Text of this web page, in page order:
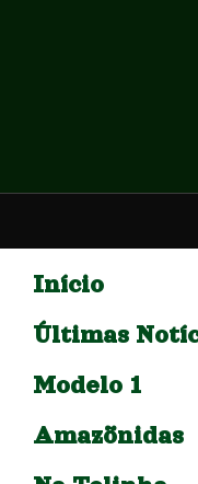
Início
Últimas
Modelo 1
Amazõnidas